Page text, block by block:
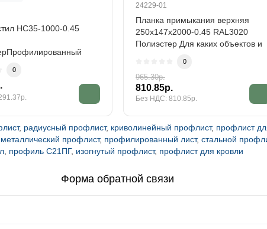
НС35-1000-0.45
0
24229-01
Планка примыкания верхняя
250х147х2000-0.45 RAL3020
Полиэстер Для каких объектов и
0
965.30р.
810.85р.
Без НДС: 810.85р.
, радиусный профлист, криволинейный профлист, профлист
металлический профлист, профилированный лист, стальной
профиль С21ПГ, изогнутый профлист, профлист для кровли
Форма обратной связи